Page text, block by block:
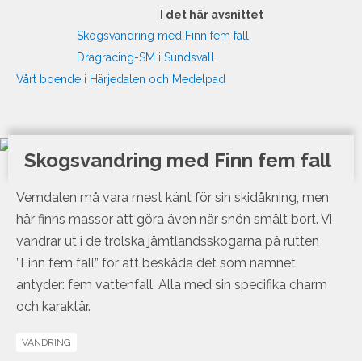
I det här avsnittet
Skogsvandring med Finn fem fall
Dragracing-SM i Sundsvall
Vårt boende i Härjedalen och Medelpad
Skogsvandring med Finn fem fall
Vemdalen må vara mest känt för sin skidåkning, men
här finns massor att göra även när snön smält bort. Vi
vandrar ut i de trolska jämtlandsskogarna på rutten
”Finn fem fall” för att beskåda det som namnet
antyder: fem vattenfall. Alla med sin specifika charm
och karaktär.
VANDRING